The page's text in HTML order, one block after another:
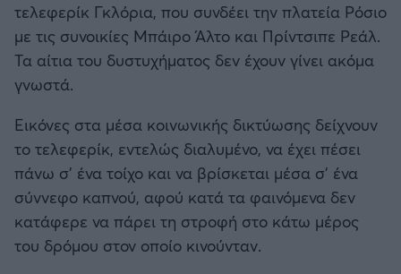
τελεφερίκ Γκλόρια, που συνδέει την πλατεία Ρόσιο
με τις συνοικίες Μπάιρο Άλτο και Πρίντσιπε Ρεάλ.
Τα αίτια του δυστυχήματος δεν έχουν γίνει ακόμα
γνωστά.
Εικόνες στα μέσα κοινωνικής δικτύωσης δείχνουν
το τελεφερίκ, εντελώς διαλυμένο, να έχει πέσει
πάνω σ' ένα τοίχο και να βρίσκεται μέσα σ' ένα
σύννεφο καπνού, αφού κατά τα φαινόμενα δεν
κατάφερε να πάρει τη στροφή στο κάτω μέρος
του δρόμου στον οποίο κινούνταν.